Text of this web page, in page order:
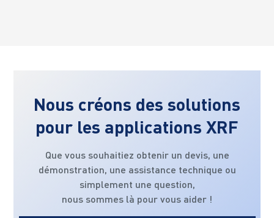
Nous créons des solutions
pour les applications XRF
Que vous souhaitiez obtenir un devis, une
démonstration, une assistance technique ou
simplement une question,
nous sommes là pour vous aider !